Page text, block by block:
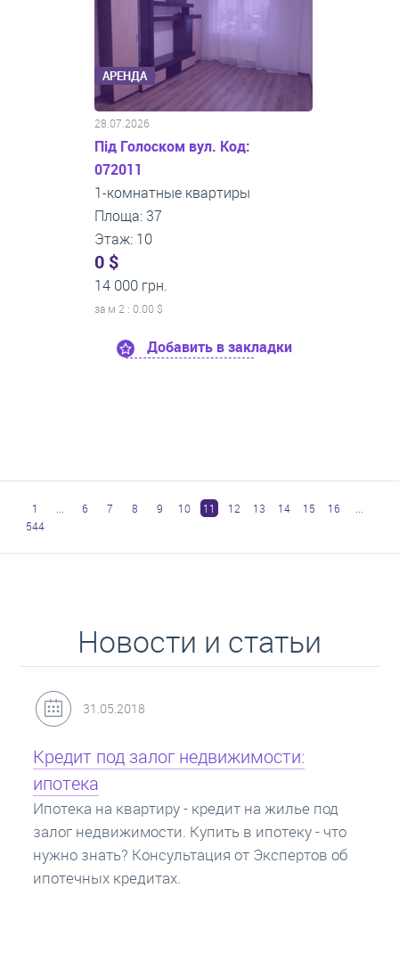
АРЕНДА
28.07.2026
Під Голоском вул. Код:
072011
1-комнатные квартиры
Площа: 37
Этаж: 10
0 $
14 000 грн.
за м 2 : 0.00 $
Добавить в закладки
1 6 7 8 9 10 11 12 13 14 15 16
544
Новости и статьи
31.05.2018
Кредит под залог недвижимости:
ипотека
Ипотека на квартиру - кредит на жилье под
залог недвижимости. Купить в ипотеку - что
нужно знать? Консультация от Экспертов об
ипотечных кредитах.